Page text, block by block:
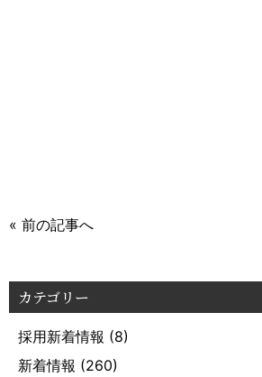
« 前の記事へ
カテゴリー
採用新着情報 (8)
新着情報 (260)